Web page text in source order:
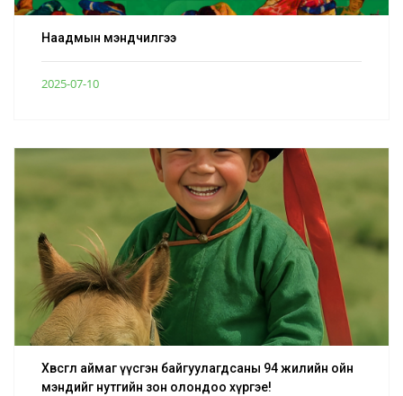
Наадмын мэндчилгээ
2025-07-10
Хөвсгөл аймаг үүсгэн байгуулагдсаны 94 жилийн ойн
мэндийг нутгийн зон олондоо хүргэе!